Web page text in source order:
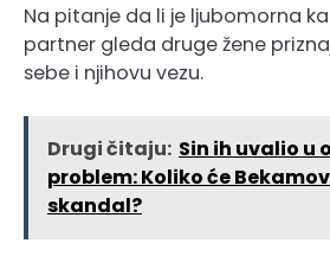
Na pitanje da li je ljubomorna
partner gleda druge žene
sebe i njihovu vezu.
Drugi čitaju: Sin ih uvalio u
problem: Koliko će
skandal?